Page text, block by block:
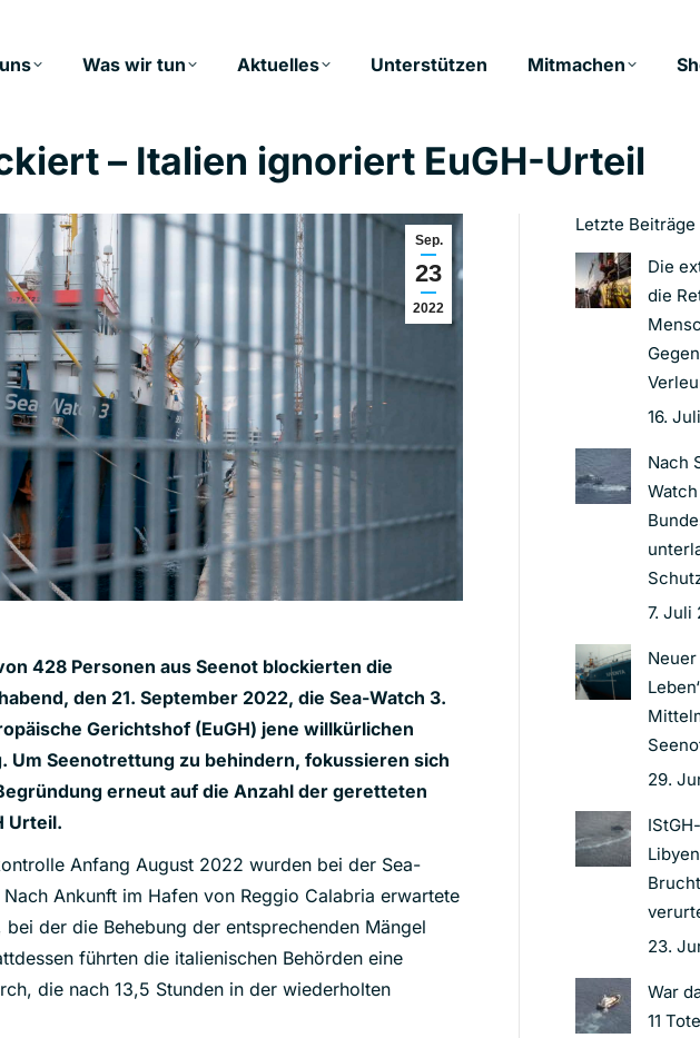
Was wir tun Aktuelles Unterstützen Mitmachen
– Italien ignoriert EuGH-Urteil
Sep.
23
2022
428 Personen aus Seenot blockierten die
den 21. September 2022, die Sea-Watch 3.
Gerichtshof (EuGH) jene willkürlichen
Um Seenotrettung zu behindern, fokussieren sich
erneut auf die Anzahl der geretteten
Urteil.
Anfang August 2022 wurden bei der Sea-
Ankunft im Hafen von Reggio Calabria erwartete
der die Behebung der entsprechenden Mängel
führten die italienischen Behörden eine
die nach 13,5 Stunden in der wiederholten
Letzte Beiträge
Die
die
16.
Nach
7. Juli
29.
23.
War
11